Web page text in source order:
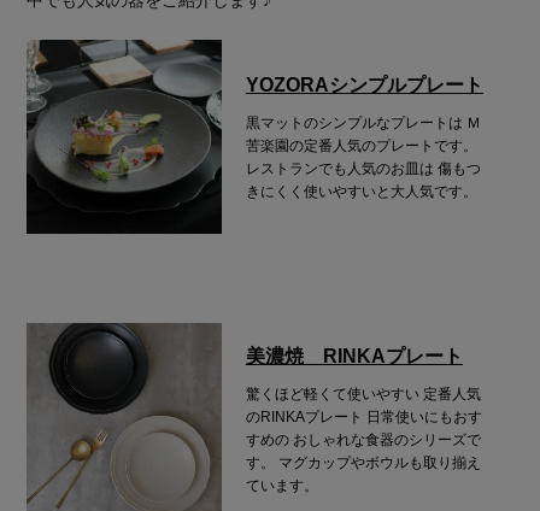
YOZORAシンプルプレート
黒マットのシンプルなプレートは Ｍ
苦楽園の定番人気のプレートです。
レストランでも人気のお皿は 傷もつ
きにくく使いやすいと大人気です。
美濃焼 RINKAプレート
驚くほど軽くて使いやすい 定番人気
のRINKAプレート
日常使いにもおす
すめの おしゃれな食器のシリーズで
す。 マグカップやボウルも取り揃え
ています。